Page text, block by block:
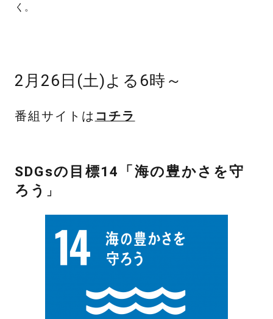
く。
2月26日(土)よる6時～
番組サイトは コチラ
SDGsの目標14 「海の豊かさを守
ろう
」